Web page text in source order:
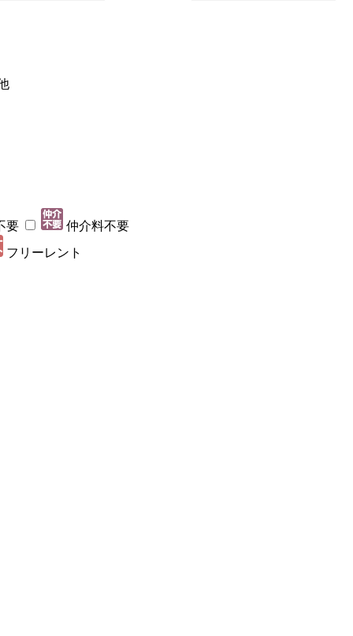
要
仲介料不要
フリーレント